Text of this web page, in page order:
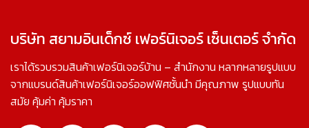
บริษัท สยามอินเด็กซ์ เฟอร์นิเจอร์ เซ็นเตอร์ จำกัด
เราได้รวบรวมสินค้าเฟอร์นิเจอร์บ้าน – สำนักงาน หลากหลายรูปแบบ
จากแบรนด์สินค้าเฟอร์นิเจอร์ออฟฟิศชั้นนำ มีคุณภาพ รูปแบบทัน
สมัย คุ้มค่า คุ้มราคา